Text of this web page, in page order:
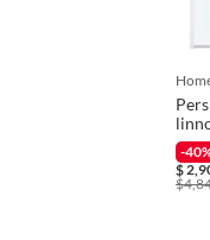
Iniciaremos el
-
$
$